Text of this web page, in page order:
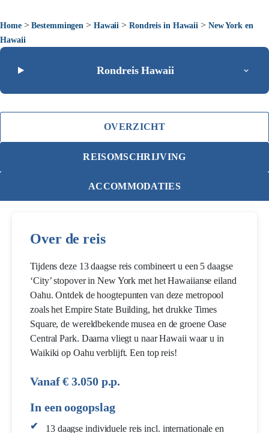
Home>Bestemmingen > Hawaii > Rondreis in Hawaii > New York en
Hawaii
Rondreis Hawaii
OVERZICHT
REISOMSCHRIJVING
ACCOMMODATIES
Over de reis
Tijdens deze 13 daagse reis combineert u een 5 daagse
‘City’ stopover in New York met het Hawaiianse eiland
Oahu. Ontdek de hoogtepunten van deze metropool
zoals het Empire State Building, het drukke Times
Square, de wereldbekende musea en de groene Oase
Central Park. Daarna vliegt u naar Hawaii waar u in
Waikiki op Oahu verblijft. Een top reis!
Vanaf € 3.050 p.p.
In een oogopslag
13 daagse individuele reis incl. internationale en